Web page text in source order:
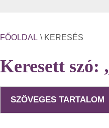
FŐOLDAL \ KERESÉS
Keresett szó:
SZÖVEGES TARTALOM